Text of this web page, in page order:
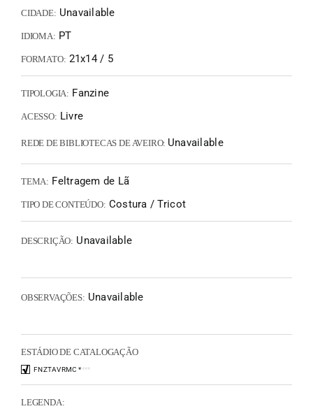
CIDADE: Unavailable
IDIOMA: PT
FORMATO: 21x14 / 5
TIPOLOGIA: Fanzine
ACESSO: Livre
REDE DE BIBLIOTECAS DE AVEIRO: Unavailable
TEMA: Feltragem de Lã
TIPO DE CONTEÚDO: Costura / Tricot
DESCRIÇÃO: Unavailable
OBSERVAÇÕES: Unavailable
ESTÁDIO DE CATALOGAÇÃO
FNZTAVRMC ****
LEGENDA: